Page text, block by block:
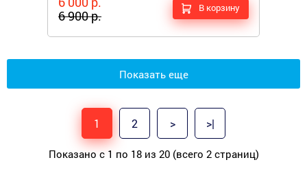
6 900 р.
В корзину
Показать еще
1 2 > >|
Показано с 1 по 18 из 20 (всего 2 страниц)